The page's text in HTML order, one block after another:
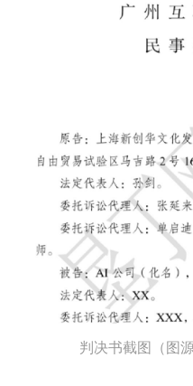
判决书截图（图